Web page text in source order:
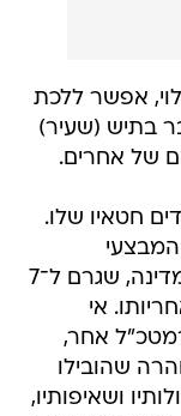
אפשר ללכת
בתיש (שעיר)
של אחרים.
חטאיו שלו.
המהדהד, החמור ביותר בתולדות המדינה, שגרם ל־7
אי
אחר,
שהובילו
ושאיפותיו,